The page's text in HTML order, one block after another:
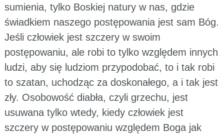
sumienia, tylko Boskiej natury w nas, gdzie
świadkiem naszego postępowania jest sam Bóg.
Jeśli człowiek jest szczery w swoim
postępowaniu, ale robi to tylko względem innych
ludzi, aby się ludziom przypodobać, to i tak robi
to szatan, uchodząc za doskonałego, a i tak jest
zły. Osobowość diabła, czyli grzechu, jest
usuwana tylko wtedy, kiedy człowiek jest
szczery w postępowaniu względem Boga jak